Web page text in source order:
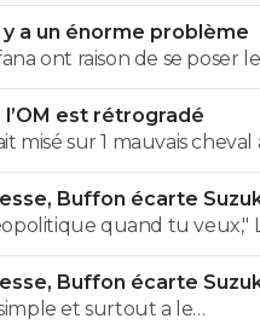
y a un énorme problème
ont raison de se poser
sur sa longue blessure. Il
veulent pas prendre de
longue blessure avant
ce joueur.
est rétrogradé
misé sur 1 mauvais cheval
Buffon écarte
quand tu veux," LOL
apprendre à un collégien
de 3eme sait que le
à toi l'ane du
Buffon écarte
et surtout a le